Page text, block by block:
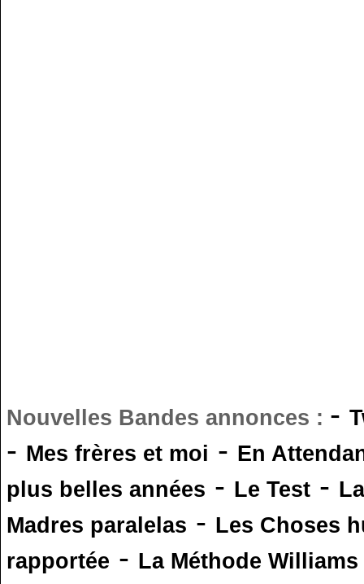
Nouvelles Bandes annonces : -
- Mes frères et moi - En
plus belles années - Le Test -
Madres paralelas - Les Choses
rapportée - La Méthode Williams